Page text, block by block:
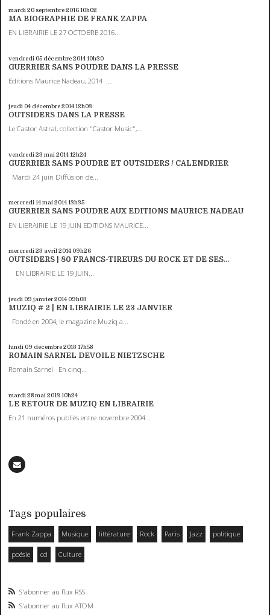
mardi 20 septembre 201610h02
MA BIOGRAPHIE DE FRANK ZAPPA
EN LIBRAIRIE LE 27 OCTOBRE 2016...
vendredi 05 décembre 201410h30
GUERRIER SANS POUDRE DANS LA PRESSE
Editions Maurice Nadeau, 2014 ...
jeudi 04 décembre 201412h03
OUTSIDERS DANS LA PRESSE
Le Castor Astral, collection "Castor Music",...
vendredi 23 mai 201412h24
GUERRIER SANS POUDRE ET OUTSIDERS / CALENDRIER
Mardi 24 juin Diffusion de...
mercredi 14mai 201413h35
GUERRIER SANS POUDRE AUX EDITIONS MAURICE NADEAU
EN LIBRAIRIE LE 19 JUIN EDITIONS MAURICE...
mercredi 23 avril 2014 09h26
OUTSIDERS | 80 FRANCS-TIREURS DU ROCK ET DE SES...
EN LIBRAIRIE LE 19 JUIN...
jeudi 09 janvier 2014 09h03
MUZIQ # 2 | EN LIBRAIRIE LE 23 JANVIER
Fondé en 2004, le magazine Muziq a...
lundi 09 décembre 2013 17h58
ROMAIN SARNEL DEVOILE NIETZSCHE
Romain Sarnel En cinq...
mardi 28mai 2013 10h24
LE RETOUR DE MUZIQ EN LIBRAIRIE
En 21 numéros publiés entre novembre 2004...
Tags populaires
Frank Zappa Musique littérature Rock Paris Jazz politique
poésie cd Culture
S'abonner au flux RSS
S'abonner au flux ATOM